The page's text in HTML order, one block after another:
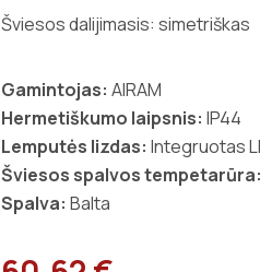
Šviesos dalijimasis: simetriškas
Gamintojas: AIRAM
Hermetiškumo laipsnis: IP44
Lemputės lizdas: Integruotas
Šviesos spalvos tempetarūra:
Spalva: Balta